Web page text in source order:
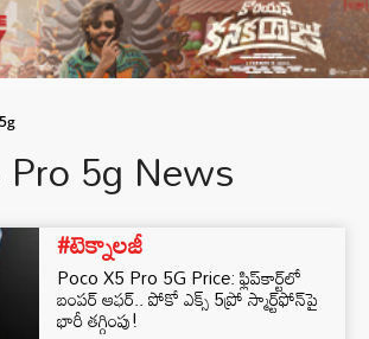
5g News
#టెక్నాలజీ
Poco X5 Pro 5G Price: ఫ్లిప్‌కార్ట్‌లో
బంపర్ ఆఫర్.. పోకో ఎక్స్‌ 5ప్రో స్మార్ట్‌ఫోన్‌పై
భారీ తగ్గింపు!